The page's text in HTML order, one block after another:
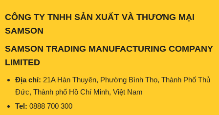
CÔNG TY TNHH SẢN XUẤT VÀ THƯƠNG MẠI
SAMSON
SAMSON TRADING MANUFACTURING COMPANY
LIMITED
Địa chỉ: 21A Hàn Thuyên, Phường Bình Thọ, Thành Phố Thủ
Đức, Thành phố Hồ Chí Minh, Việt Nam
Tel: 0888 700 300